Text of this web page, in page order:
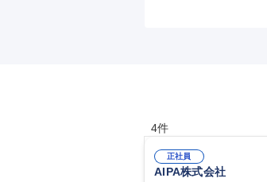
4件
正社員
AIPA株式会社